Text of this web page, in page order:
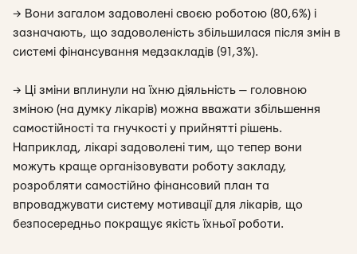
→ Вони загалом задоволені своєю роботою (80,6%) і
зазначають, що задоволеність збільшилася після змін в
системі фінансування медзакладів (91,3%).
→ Ці зміни вплинули на їхню діяльність — головною
зміною (на думку лікарів) можна вважати збільшення
самостійності та гнучкості у прийнятті рішень.
Наприклад, лікарі задоволені тим, що тепер вони
можуть краще організовувати роботу закладу,
розробляти самостійно фінансовий план та
впроваджувати систему мотивації для лікарів, що
безпосередньо покращує якість їхньої роботи.